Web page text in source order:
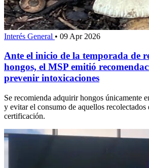
Interés General • 09 Apr 2026
Ante el inicio de la temporada de
hongos, el MSP emitió
prevenir intoxicaciones
Se recomienda adquirir hongos únicamente
y evitar el consumo de aquellos
certificación.